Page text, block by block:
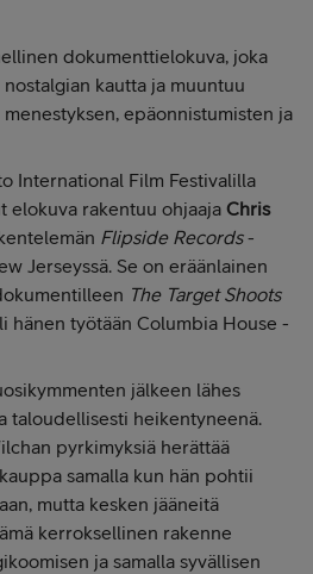
dokumenttielokuva, joka
kautta ja muuntuu
epäonnistumisten ja
International Film Festivalilla
elokuva rakentuu ohjaaja Chris
Flipside Records-
Jerseyssä. Se on eräänlainen
The Target Shoots
hänen työtään Columbia House -
jälkeen lähes
taloudellisesti heikentyneenä.
pyrkimyksiä herättää
samalla kun hän pohtii
mutta kesken jääneitä
kerroksellinen rakenne
ja samalla syvällisen